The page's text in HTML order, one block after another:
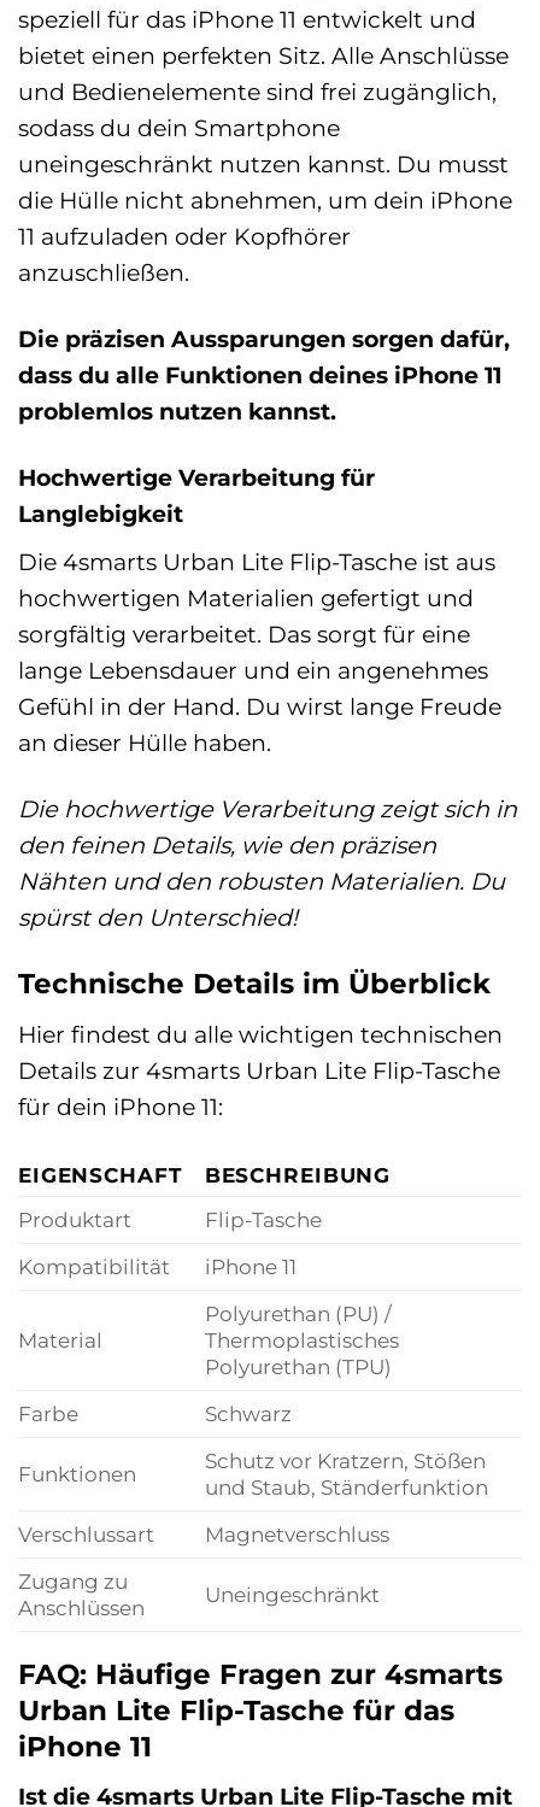
speziell für das iPhone 11 entwickelt und
bietet einen perfekten Sitz. Alle Anschlüsse
und Bedienelemente sind frei zugänglich,
sodass du dein Smartphone
uneingeschränkt nutzen kannst. Du musst
die Hülle nicht abnehmen, um dein iPhone
11 aufzuladen oder Kopfhörer
anzuschließen.
Die präzisen Aussparungen sorgen dafür,
dass du alle Funktionen deines iPhone 11
problemlos nutzen kannst.
Hochwertige Verarbeitung für
Langlebigkeit
Die 4smarts Urban Lite Flip-Tasche ist aus
hochwertigen Materialien gefertigt und
sorgfältig verarbeitet. Das sorgt für eine
lange Lebensdauer und ein angenehmes
Gefühl in der Hand. Du wirst lange Freude
an dieser Hülle haben.
Die hochwertige Verarbeitung zeigt sich in
den feinen Details, wie den präzisen
Nähten und den robusten Materialien. Du
spürst den Unterschied!
Technische Details im Überblick
Hier findest du alle wichtigen technischen
Details zur 4smarts Urban Lite Flip-Tasche
für dein iPhone 11:
EIGENSCHAFT
BESCHREIBUNG
Produktart
Flip-Tasche
Kompatibilität
iPhone 11
Material
Polyurethan (PU) /
Thermoplastisches
Polyurethan (TPU)
Farbe
Schwarz
Funktionen
Schutz vor Kratzern, Stößen
und Staub, Ständerfunktion
Verschlussart
Magnetverschluss
Zugang zu
Anschlüssen
Uneingeschränkt
FAQ: Häufige Fragen zur 4smarts
Urban Lite Flip-Tasche für das
iPhone 11
Ist die 4smarts Urban Lite Flip-Tasche mit